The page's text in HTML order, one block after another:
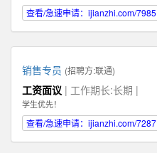
查看/急速申请：ijianzhi.com/7985
销售专员 (招聘方:联通)
工资面议 | 工作期长:长期 |
学生优先！
查看/急速申请：ijianzhi.com/7287